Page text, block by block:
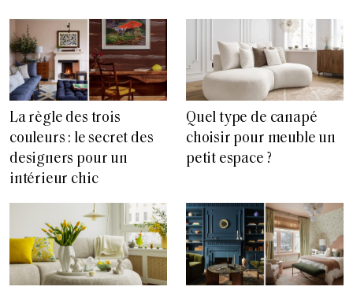
La règle des trois
couleurs : le secret des
designers pour un
intérieur chic
Quel type de canapé
choisir pour meuble un
petit espace ?